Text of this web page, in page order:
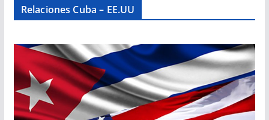
Relaciones Cuba – EE.UU